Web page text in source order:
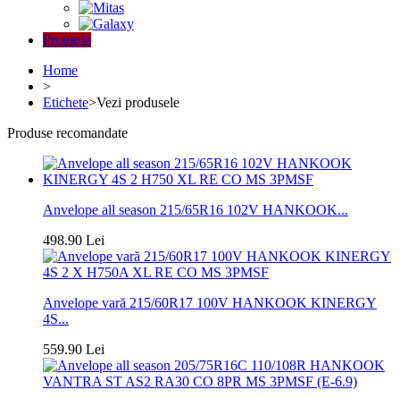
Promotii
Home
>
Etichete>Vezi produsele
Produse recomandate
Anvelope all season 215/65R16 102V HANKOOK...
498.90 Lei
Anvelope vară 215/60R17 100V HANKOOK KINERGY
4S...
559.90 Lei